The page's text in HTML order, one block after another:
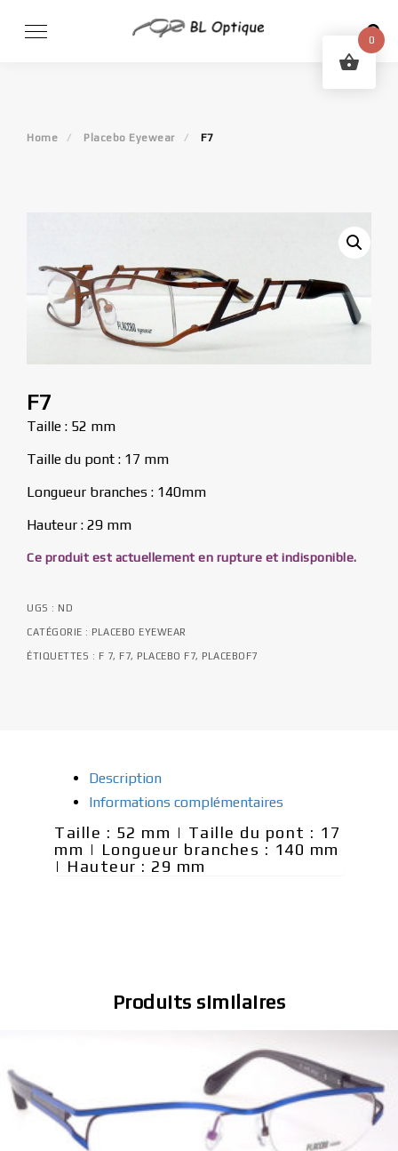
Home Placebo Eyewear F7
F7
Taille : 52 mm
Taille du pont : 17 mm
Longueur branches : 140mm
Hauteur : 29 mm
Ce produit est actuellement en rupture et indisponible.
UGS : ND
CATÉGORIE : PLACEBO EYEWEAR
ÉTIQUETTES : F 7, F7, PLACEBO F7, PLACEBOF7
Description
Informations complémentaires
Taille : 52 mm | Taille du pont : 17
mm | Longueur branches : 140 mm
| Hauteur : 29 mm
Produits similaires
0